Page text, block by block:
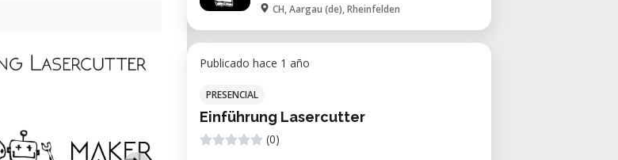
CH, Aargau (de), Rheinfelden
Publicado hace 1 año
PRESENCIAL
Einführung Lasercutter
(0)